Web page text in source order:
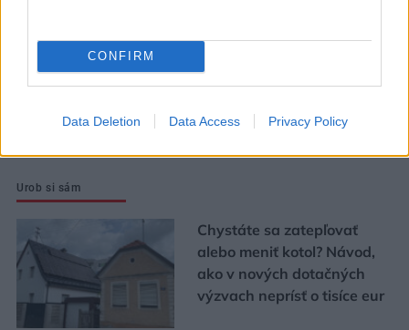
CONFIRM
Data Deletion Data Access Privacy Policy
a potichu odídeme
Urob si sám
Chystáte sa zatepľovať
alebo meniť kotol? Návod,
ako v nových dotačných
výzvach neprísť o tisíce eur